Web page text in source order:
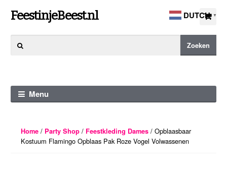
Ga
naar
navigatie
Ga
naar
de
FeestinjeBeest.nl
naar:
Zoeken
Menu
Home/ Party Shop/ Feestkleding Dames/ Opblaasbaar
Kostuum Flamingo Opblaas Pak Roze Vogel Volwassenen
DUTCH ▼